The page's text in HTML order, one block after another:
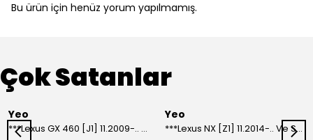
Bu ürün için henüz yorum yapılmamış.
Çok Satanlar
Yeo
***Lexus GX 460 [J1] 11.2009-.. Ve Sonrası Model Yılları İçin Uyumlu Yeo Arka Silecek
Yeo
***Lexus NX [Z1] 11.2014-.. Ve Sonrası Model Yılları İçin Uyumlu Yeo Arka Silecek